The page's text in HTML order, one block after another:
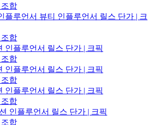
합
플루언서 뷰티 인플루언서 릴스 단가 | 크
합
인플루언서 릴스 단가 | 크픽
합
인플루언서 릴스 단가 | 크픽
합
인플루언서 릴스 단가 | 크픽
합
인플루언서 릴스 단가 | 크픽
합